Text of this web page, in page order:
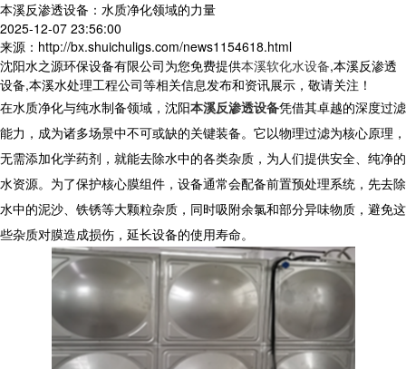
本溪反渗透设备：水质净化领域的力量
2025-12-07 23:56:00
来源：http://bx.shuichuligs.com/news1154618.html
沈阳水之源环保设备有限公司为您免费提供本溪软化水设备,本溪反渗透
设备,本溪水处理工程公司等相关信息发布和资讯展示，敬请关注！
在水质净化与纯水制备领域，沈阳本溪反渗透设备凭借其卓越的深度过滤
能力，成为诸多场景中不可或缺的关键装备。它以物理过滤为核心原理，
无需添加化学药剂，就能去除水中的各类杂质，为人们提供安全、纯净的
水资源。为了保护核心膜组件，设备通常会配备前置预处理系统，先去除
水中的泥沙、铁锈等大颗粒杂质，同时吸附余氯和部分异味物质，避免这
些杂质对膜造成损伤，延长设备的使用寿命。